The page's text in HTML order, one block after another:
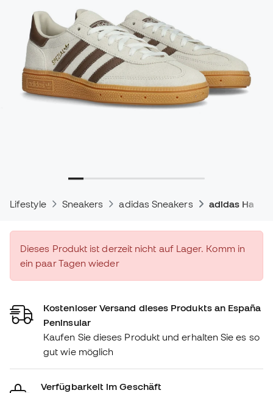
Lifestyle Sneakers adidas Sneakers adidas
Dieses Produkt ist derzeit nicht auf Lager. Komm in
ein paar Tagen wieder
Kostenloser Versand dieses Produkts an España
Peninsular
Kaufen Sie dieses Produkt und erhalten Sie es so
gut wie möglich
Verfügbarkeit im Geschäft